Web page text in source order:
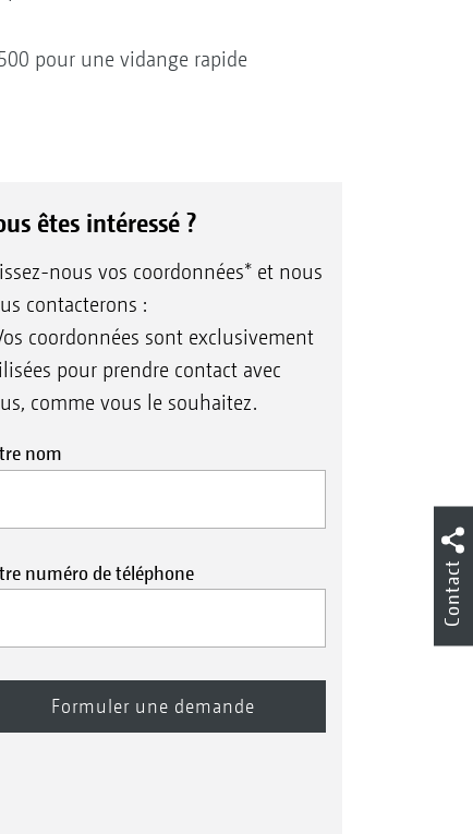
pour une vidange rapide
êtes intéressé ?
nous vos coordonnées* et nous
contacterons :
coordonnées sont exclusivement
pour prendre contact avec
comme vous le souhaitez.
nom
numéro de téléphone Contact